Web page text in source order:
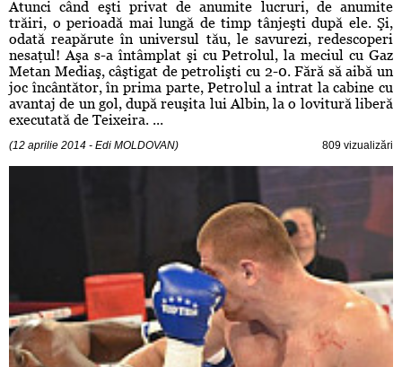
Atunci când eşti privat de anumite lucruri, de anumite
trăiri, o perioadă mai lungă de timp tânjeşti după ele. Şi,
odată reapărute în universul tău, le savurezi, redescoperi
nesaţul! Aşa s-a întâmplat şi cu Petrolul, la meciul cu Gaz
Metan Mediaş, câştigat de petrolişti cu 2-0. Fără să aibă un
joc încântător, în prima parte, Petrolul a intrat la cabine cu
avantaj de un gol, după reuşita lui Albin, la o lovitură liberă
executată de Teixeira. ...
(12 aprilie 2014 - Edi MOLDOVAN) 809 vizualizări